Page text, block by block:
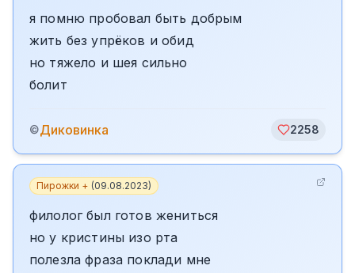
я помню пробовал быть добрым
жить без упрёков и обид
но тяжело и шея сильно
болит
©Диковинка 2258
Пирожки + (09.08.2023)
филолог был готов жениться
но у кристины изо рта
полезла фраза поклади мне